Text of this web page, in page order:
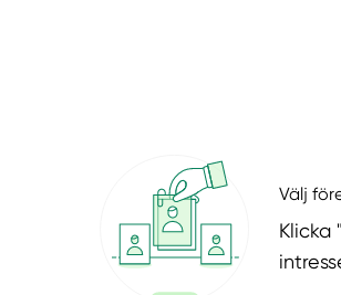
Välj
Klicka